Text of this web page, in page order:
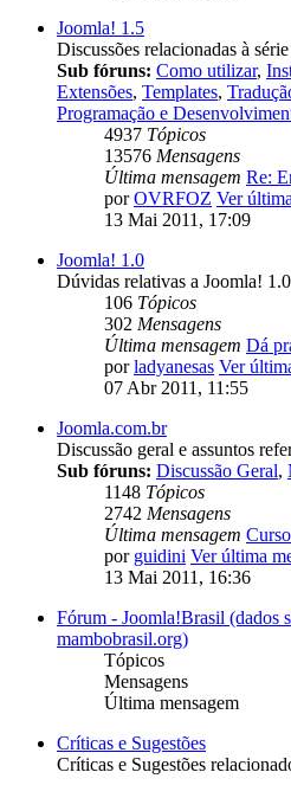
Joomla! 1.5
Discussões relacionadas à
Sub fóruns: Como utilizar,
Extensões, Templates,
Programação e
4937 Tópicos
13576 Mensagens
Última mensagem Re:
porOVRFOZ Ver
13 Mai 2011, 17:09
Joomla! 1.0
Dúvidas relativas a Joomla!
106 Tópicos
302 Mensagens
Última mensagem Dá
porladyanesas Ver
07 Abr 2011, 11:55
Joomla.com.br
Discussão geral e assuntos
Sub fóruns: Discussão Geral,
1148 Tópicos
2742 Mensagens
Última mensagem
por guidini Ver última
13 Mai 2011, 16:36
Fórum - Joomla!Brasil (dados
mambobrasil.org)
Tópicos
Mensagens
Última mensagem
Críticas e Sugestões
Críticas e Sugestões